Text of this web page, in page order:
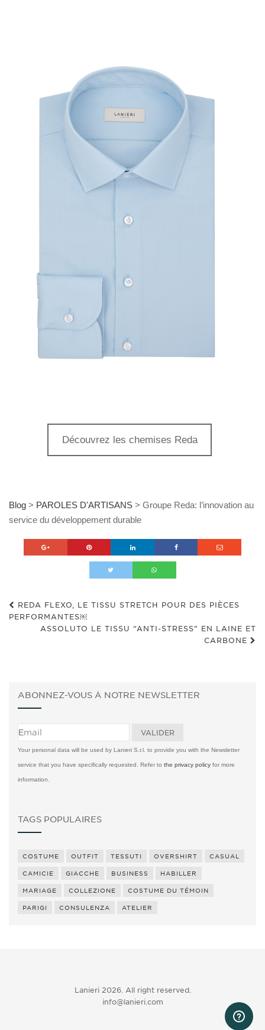
Découvrez les chemises Reda
Blog > PAROLES D'ARTISANS > Groupe Reda: l’innovation au
service du développement durable
REDA FLEXO, LE TISSU STRETCH POUR DES PIÈCES
PERFORMANTES￼
ASSOLUTO LE TISSU “ANTI-STRESS” EN LAINE ET
CARBONE
ABONNEZ-VOUS À NOTRE NEWSLETTER
Your personal data will be used by Lanieri S.r.l. to provide you with the Newsletter
service that you have specifically requested. Refer to the privacy policy for more
information.
TAGS POPULAIRES
COSTUME OUTFIT TESSUTI OVERSHIRT CASUAL
CAMICIE GIACCHE BUSINESS HABILLER
MARIAGE COLLEZIONE COSTUME DU TÉMOIN
PARIGI CONSULENZA ATELIER
Lanieri 2026. All right reserved.
info@lanieri.com